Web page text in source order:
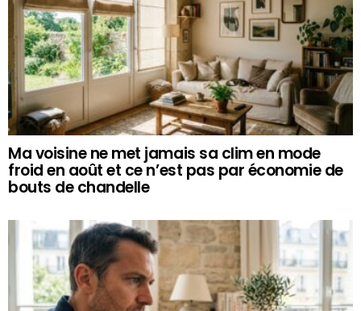
Ma voisine ne met jamais sa clim en mode
froid en août et ce n’est pas par économie de
bouts de chandelle